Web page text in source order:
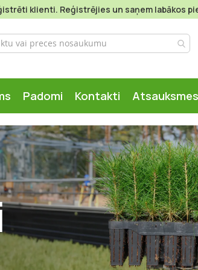
klienti. Reģistrējies un saņem labākos
Padomi Kontakti Atsauksmes